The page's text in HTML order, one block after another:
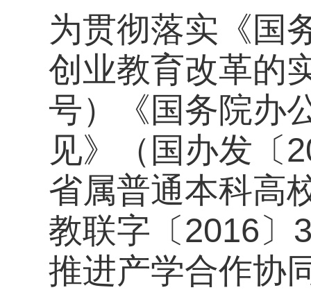
为贯彻落实《国
创业教育改革的
号）《国务院办
见》（国办发〔
省属普通本科高
教联字〔2016〕
推进产学合作协